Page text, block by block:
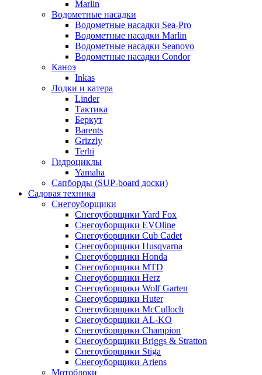
Marlin
Водометные насадки
Водометные насадки Sea-Pro
Водометные насадки Marlin
Водометные насадки Seanovo
Водометные насадки Condor
Каноэ
Inkas
Лодки и катера
Linder
Тактика
Беркут
Barents
Grizzly
Terhi
Гидроциклы
Yamaha
Сапборды (SUP-board доски)
Садовая техника
Снегоуборщики
Снегоуборщики Yard Fox
Снегоуборщики EVOline
Снегоуборщики Cub Cadet
Снегоуборщики Husqvarna
Снегоуборщики Honda
Снегоуборщики MTD
Снегоуборщики Herz
Снегоуборщики Wolf Garten
Снегоуборщики Huter
Снегоуборщики McCulloch
Снегоуборщики AL-KO
Снегоуборщики Champion
Снегоуборщики Briggs & Stratton
Снегоуборщики Stiga
Снегоуборщики Ariens
Мотоблоки